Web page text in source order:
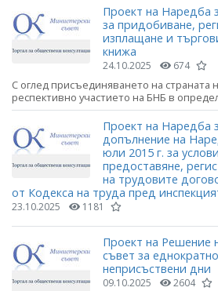
Проект на Наредба
за придобиване,
изплащане и
книжа
24.10.2025 674
С оглед присъединяването на страната
респективно участието на БНБ в
Проект на Наредба
допълнение на
юли 2015 г. за
предоставяне,
на трудовите
от Кодекса на труда пред
23.10.2025 1181
Проект на Решение
съвет за
неприсъствени дни
09.10.2025 2604